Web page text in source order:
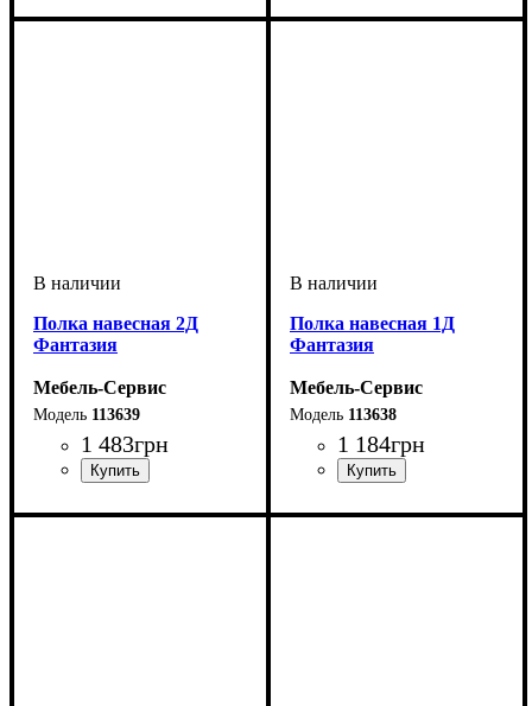
Полка навесная 2Д
Фантазия
Мебель-Сервис
113639
1 483грн
Полка навесная 1Д
Фантазия
Мебель-Сервис
113638
1 184грн